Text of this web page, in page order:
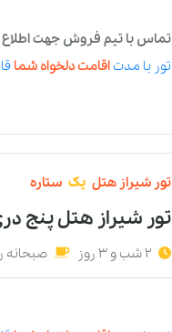
تماس با تیم فروش جهت
تور با مدتاقامت دلخواه شما
تور شیراز هتل یک ستاره
تور شیراز هتل پنج
2 شب و 3 روز صبحانه